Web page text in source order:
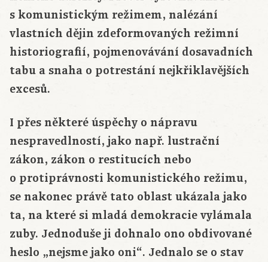
s komunistickým režimem, nalézání
vlastních dějin zdeformovaných režimní
historiografií, pojmenovávání dosavadních
tabu a snaha o potrestání nejkřiklavějších
excesů.
I přes některé úspěchy o nápravu
nespravedlností, jako např. lustrační
zákon, zákon o restitucích nebo
o protiprávnosti komunistického režimu,
se nakonec právě tato oblast ukázala jako
ta, na které si mladá demokracie vylámala
zuby. Jednoduše ji dohnalo ono obdivované
heslo „nejsme jako oni“. Jednalo se o stav